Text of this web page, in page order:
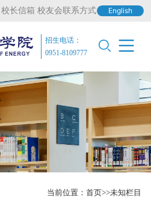
校长信箱 校友会联系方式 English
招生电话：
0951-8109777
当前位置：首页 未知栏目